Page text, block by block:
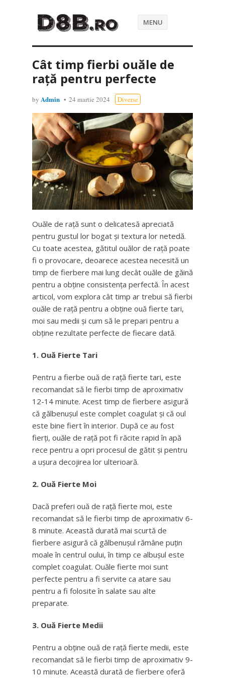
MENU
Cât timp fierbi ouăle de
rață pentru perfecte
by Admin 24 martie 2024 Diverse
Ouăle de rață sunt o delicatesă apreciată
pentru gustul lor bogat și textura lor netedă.
Cu toate acestea, gătitul ouălor de rață poate
fi o provocare, deoarece acestea necesită un
timp de fierbere mai lung decât ouăle de găină
pentru a obține consistența perfectă. În acest
articol, vom explora cât timp ar trebui să fierbi
ouăle de rață pentru a obține ouă fierte tari,
moi sau medii și cum să le prepari pentru a
obține rezultate perfecte de fiecare dată.
1. Ouă Fierte Tari
Pentru a fierbe ouă de rață fierte tari, este
recomandat să le fierbi timp de aproximativ
12-14 minute. Acest timp de fierbere asigură
că gălbenușul este complet coagulat și că oul
este bine fiert în interior. După ce au fost
fierți, ouăle de rață pot fi răcite rapid în apă
rece pentru a opri procesul de gătit și pentru
a ușura decojirea lor ulterioară.
2. Ouă Fierte Moi
Dacă preferi ouă de rață fierte moi, este
recomandat să le fierbi timp de aproximativ 6-
8 minute. Această durată mai scurtă de
fierbere asigură că gălbenușul rămâne puțin
moale în centrul oului, în timp ce albușul este
complet coagulat. Ouăle fierte moi sunt
perfecte pentru a fi servite ca atare sau
pentru a fi folosite în salate sau alte
preparate.
3. Ouă Fierte Medii
Pentru a obține ouă de rață fierte medii, este
recomandat să le fierbi timp de aproximativ 9-
10 minute. Această durată de fierbere oferă